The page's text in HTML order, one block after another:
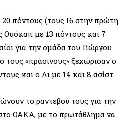
πόντους (τους 16 στην πρώτη
Ουόκαπ με 13 πόντους και 7
για την ομάδα του Γιώργου
«πράσινους» ξεχώρισαν ο
και ο Λι με 14 και 8 ασίστ.
το ραντεβού τους για την
ΟΑΚΑ, με το πρωτάθλημα να